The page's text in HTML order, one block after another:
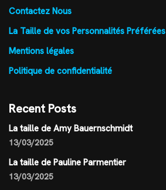
Contactez Nous
La Taille de vos Personnalités Préférées
Mentions légales
Politique de confidentialité
Recent Posts
La taille de Amy Bauernschmidt
13/03/2025
La taille de Pauline Parmentier
13/03/2025